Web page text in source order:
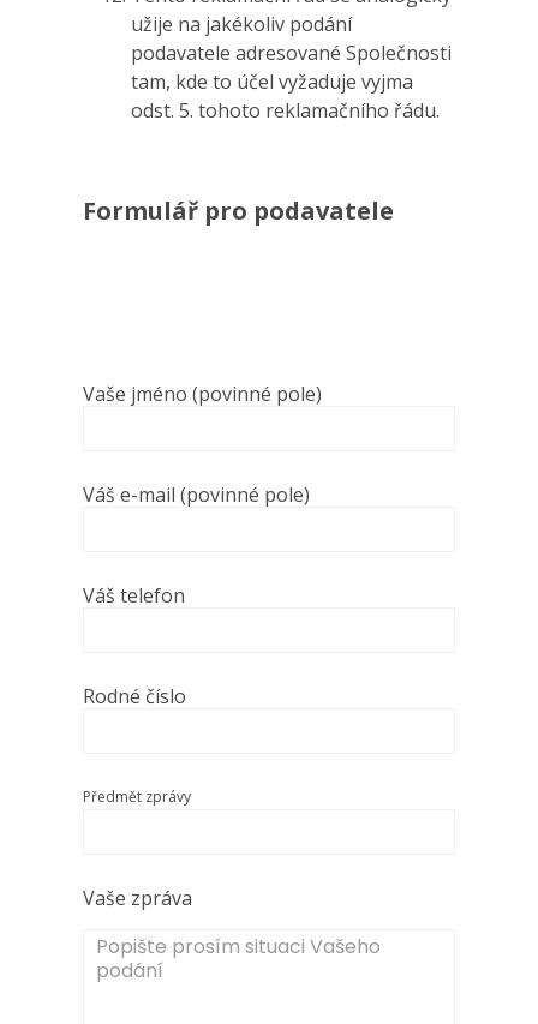
užije na jakékoliv podání
podavatele adresované Společnosti
tam, kde to účel vyžaduje vyjma
odst. 5. tohoto reklamačního řádu.
Formulář pro podavatele
Vaše jméno (povinné pole)
Váš e-mail (povinné pole)
Váš telefon
Rodné číslo
Předmět zprávy
Vaše zpráva